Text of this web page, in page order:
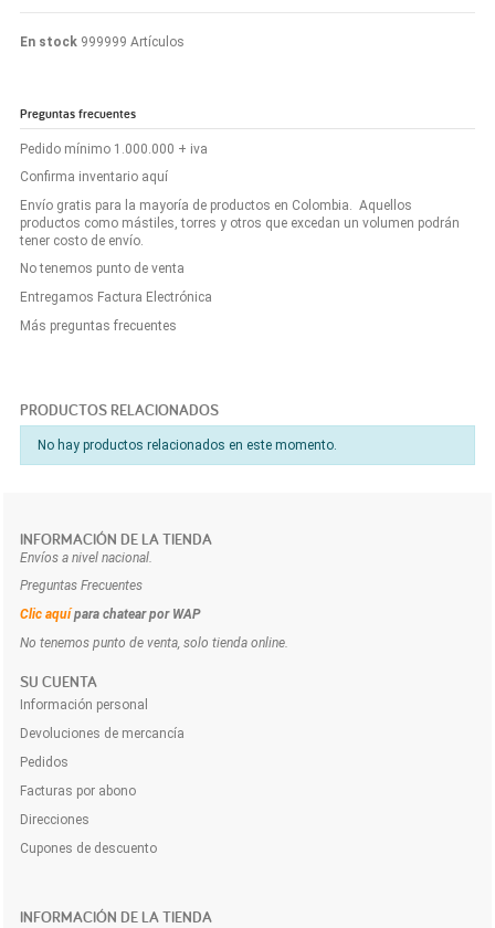
En stock 999999 Artículos
Preguntas frecuentes
Pedido mínimo 1.000.000 + iva
Confirma inventario aquí
Envío gratis para la mayoría de productos en Colombia. Aquellos
productos como mástiles, torres y otros que excedan un volumen podrán
tener costo de envío.
No tenemos punto de venta
Entregamos Factura Electrónica
Más preguntas frecuentes
PRODUCTOS RELACIONADOS
No hay productos relacionados en este momento.
INFORMACIÓN DE LA TIENDA
Envíos a nivel nacional.
Preguntas Frecuentes
Clic aquí para chatear por WAP
No tenemos punto de venta, solo tienda online.
INFORMACIÓN DE LA TIENDA
SU CUENTA
Información personal
Devoluciones de mercancía
Pedidos
Facturas por abono
Direcciones
Cupones de descuento